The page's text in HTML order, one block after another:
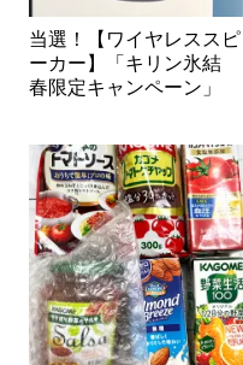
当選！【ワイヤレススピ
ーカー】「キリン氷結
春限定キャンペーン」